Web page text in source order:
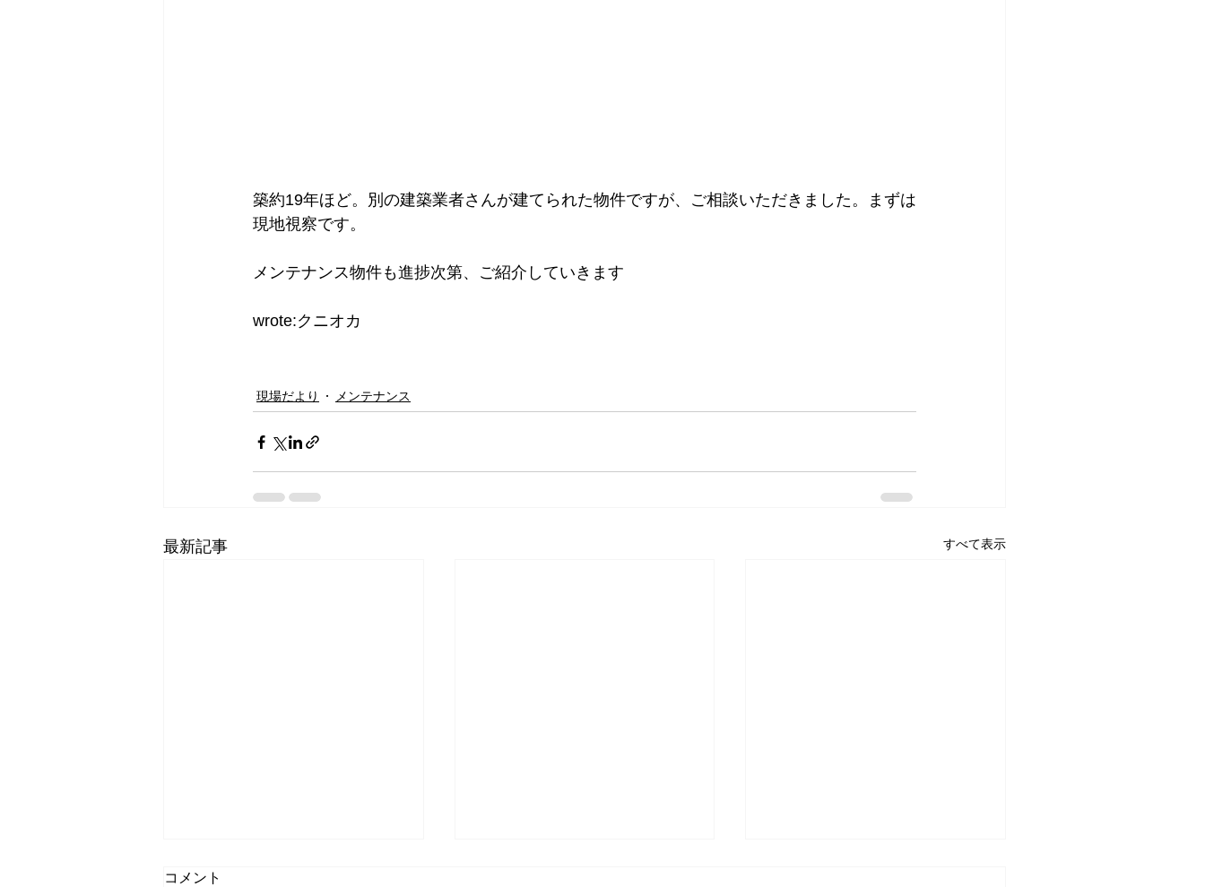
築約19年ほど。別の建築業者さんが建てられた物件ですが、ご相談いただきました。まずは
現地視察です。
メンテナンス物件も進捗次第、ご紹介していきます
wrote:クニオカ
現場だより メンテナンス
最新記事 すべて表示
コメント